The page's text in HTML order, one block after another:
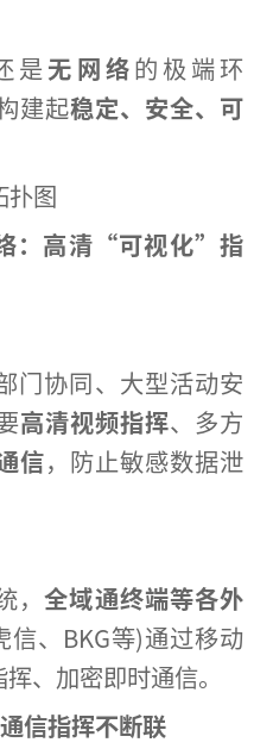
是无网络的极端环
建起稳定、安全、可
图
：高清 “可视化” 指
门协同、大型活动安
高清视频指挥、多方
信，防止敏感数据泄
，全域通终端等各外
信、BKG等)通过移动
、加密即时通信。
信指挥不断联